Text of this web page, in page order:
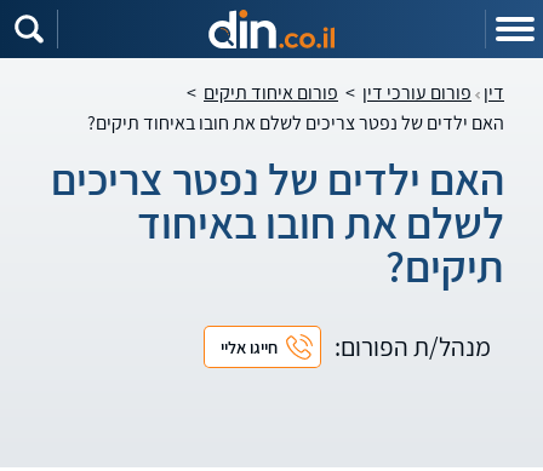
דין פורום עורכי דין > פורום איחוד תיקים >
האם ילדים של נפטר צריכים לשלם את חובו באיחוד תיקים?
האם ילדים של נפטר צריכים
לשלם את חובו באיחוד
תיקים?
מנהל/ת הפורום: חייגו אליי